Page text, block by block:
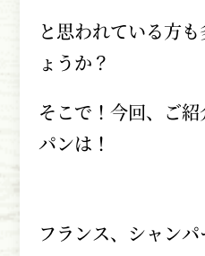
と思われている方
ょうか？
そこで！今回、ご
パンは！
フランス、シャン